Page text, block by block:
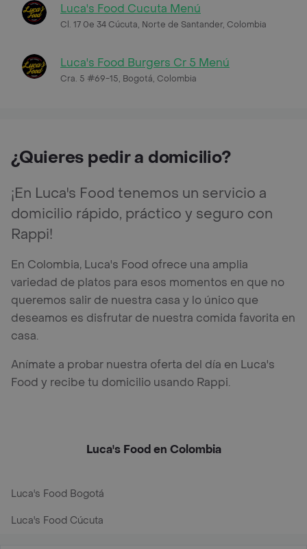
Luca's Food Cucuta Menú
Cl. 17 0e 34 Cúcuta, Norte de Santander, Colombia
Luca's Food Burgers Cr 5 Menú
Cra. 5 #69-15, Bogotá, Colombia
¿Quieres pedir a domicilio?
¡En Luca's Food tenemos un servicio a
domicilio rápido, práctico y seguro con
Rappi!
En Colombia, Luca's Food ofrece una amplia
variedad de platos para esos momentos en que no
queremos salir de nuestra casa y lo único que
deseamos es disfrutar de nuestra comida favorita en
casa.
Anímate a probar nuestra oferta del día en Luca's
Food y recibe tu domicilio usando Rappi.
Luca's Food en Colombia
Luca's Food Bogotá
Luca's Food Cúcuta